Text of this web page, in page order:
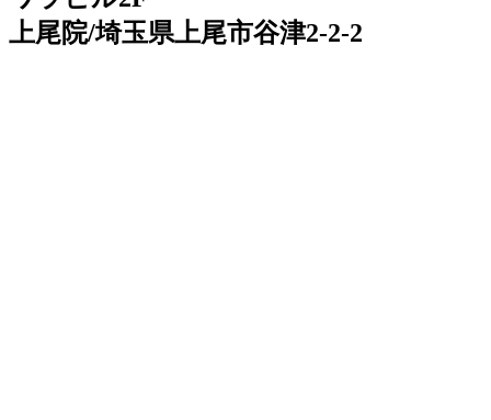
上尾院/埼玉県上尾市谷津2-2-2